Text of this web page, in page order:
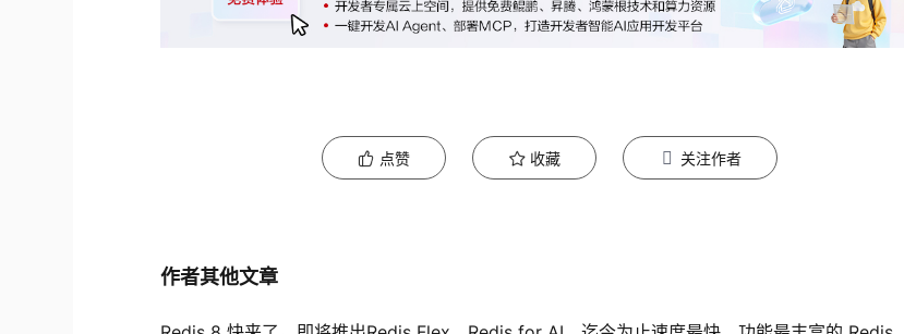
点赞 收藏 关注作者
作者其他文章